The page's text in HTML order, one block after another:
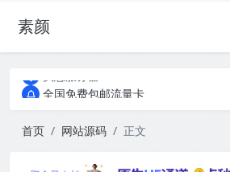
素颜
全国免费包邮流量卡
全国免费包邮流量卡
首页
网站源码 正文